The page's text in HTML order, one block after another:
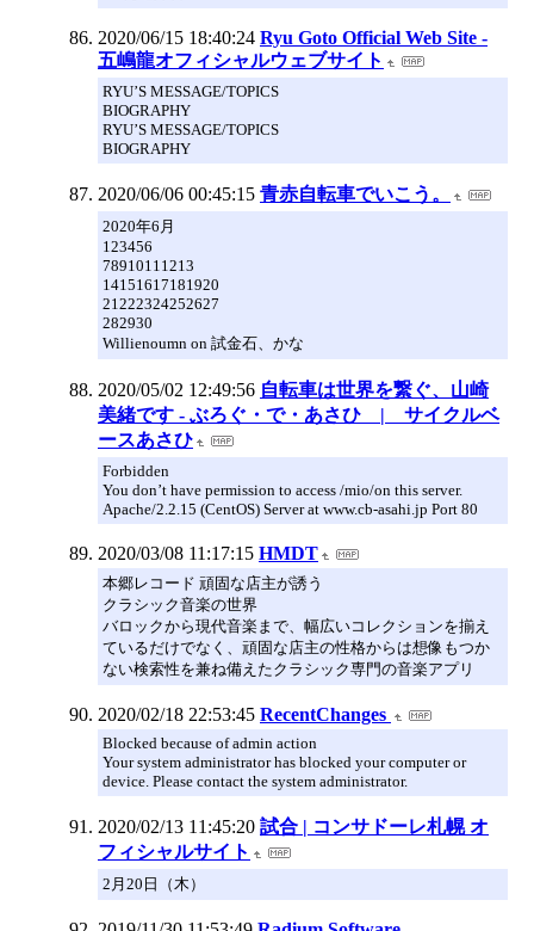
2020/06/15 18:40:24 Ryu Goto Official Web Site -
五嶋龍オフィシャルウェブサイト
RYU’S MESSAGE/TOPICS
BIOGRAPHY
RYU’S MESSAGE/TOPICS
BIOGRAPHY
2020/06/06 00:45:15 青赤自転車でいこう。
2020年6月
123456
78910111213
14151617181920
21222324252627
282930
Willienoumn on 試金石、かな
2020/05/02 12:49:56 自転車は世界を繋ぐ、山崎
美緒です - ぶろぐ・で・あさひ | サイクルベ
ースあさひ
Forbidden
You don’t have permission to access /mio/on this server.
Apache/2.2.15 (CentOS) Server at www.cb-asahi.jp Port 80
2020/03/08 11:17:15 HMDT
本郷レコード 頑固な店主が誘う
クラシック音楽の世界
バロックから現代音楽まで、幅広いコレクションを揃え
ているだけでなく、頑固な店主の性格からは想像もつか
ない検索性を兼ね備えたクラシック専門の音楽アプリ
2020/02/18 22:53:45 RecentChanges
Blocked because of admin action
Your system administrator has blocked your computer or
device. Please contact the system administrator.
2020/02/13 11:45:20 試合 | コンサドーレ札幌 オ
フィシャルサイト
2月20日（木）